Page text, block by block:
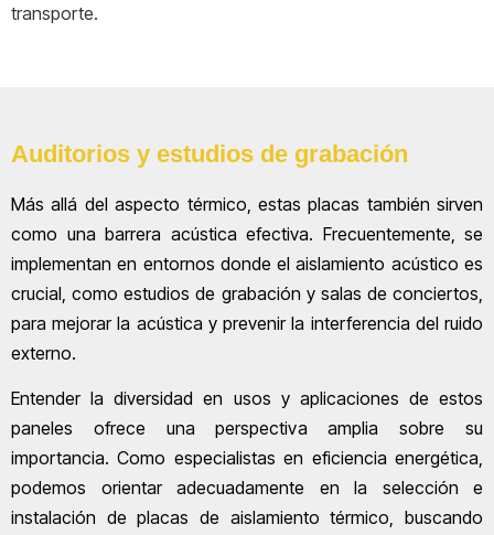
transporte.
Auditorios y estudios de grabación
Más allá del aspecto térmico, estas placas también sirven
como una barrera acústica efectiva. Frecuentemente, se
implementan en entornos donde el aislamiento acústico es
crucial, como estudios de grabación y salas de conciertos,
para mejorar la acústica y prevenir la interferencia del ruido
externo.
Entender la diversidad en usos y aplicaciones de estos
paneles ofrece una perspectiva amplia sobre su
importancia. Como especialistas en eficiencia energética,
podemos orientar adecuadamente en la selección e
instalación de placas de aislamiento térmico, buscando